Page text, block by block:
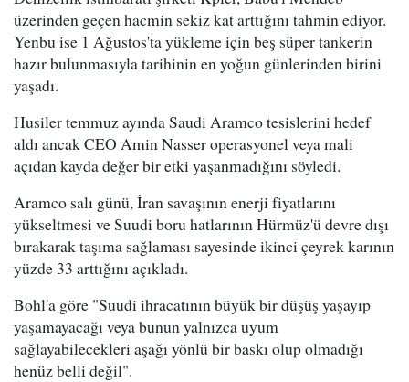
üzerinden geçen hacmin sekiz kat arttığını tahmin ediyor.
Yenbu ise 1 Ağustos'ta yükleme için beş süper tankerin
hazır bulunmasıyla tarihinin en yoğun günlerinden birini
yaşadı.
Husiler temmuz ayında Saudi Aramco tesislerini hedef
aldı ancak CEO Amin Nasser operasyonel veya mali
açıdan kayda değer bir etki yaşanmadığını söyledi.
Aramco salı günü, İran savaşının enerji fiyatlarını
yükseltmesi ve Suudi boru hatlarının Hürmüz'ü devre dışı
bırakarak taşıma sağlaması sayesinde ikinci çeyrek karının
yüzde 33 arttığını açıkladı.
Bohl'a göre "Suudi ihracatının büyük bir düşüş yaşayıp
yaşamayacağı veya bunun yalnızca uyum
sağlayabilecekleri aşağı yönlü bir baskı olup olmadığı
henüz belli değil".